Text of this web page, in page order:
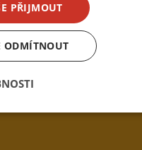
PŘIJMOUT
ODMÍTNOUT